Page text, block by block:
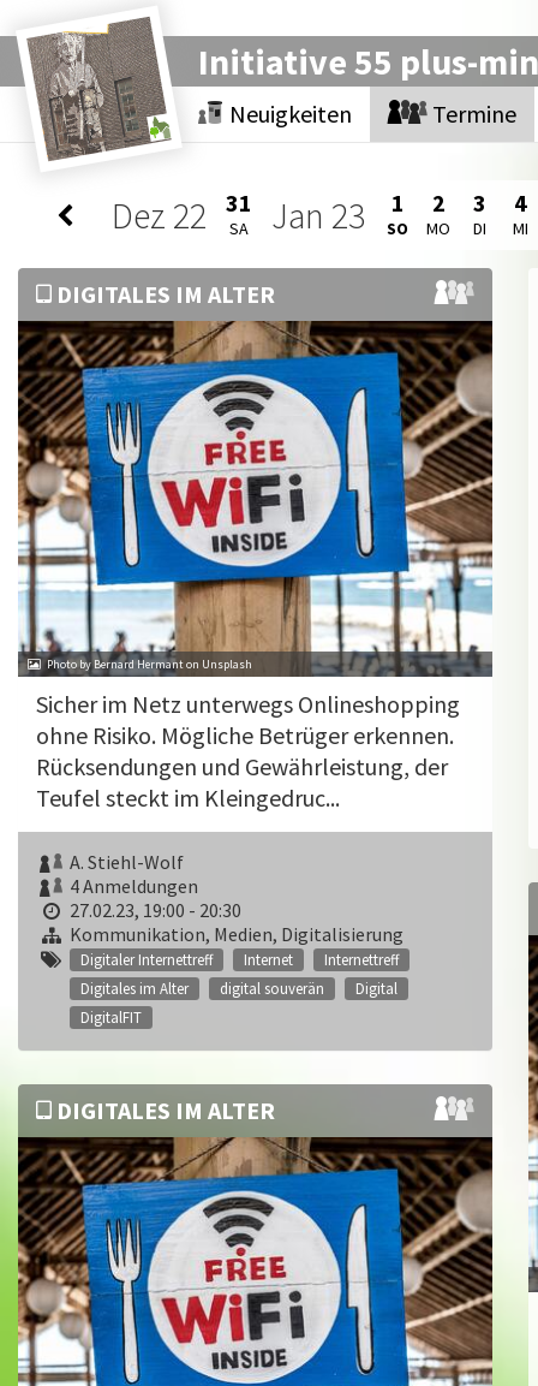
Initiative 55 plus-
Neuigkeiten Termine
Dez 22 31
SA Jan 23 1
SO
2
MO
3
DI
4
MI
DIGITALES IM ALTER
Photo by Bernard Hermant on Unsplash
Sicher im Netz unterwegs Onlineshopping
ohne Risiko. Mögliche Betrüger erkennen.
Rücksendungen und Gewährleistung, der
Teufel steckt im Kleingedruc...
A. Stiehl-Wolf
4 Anmeldungen
27.02.23, 19:00 - 20:30
Kommunikation, Medien, Digitalisierung
Digitaler Internettreff Internet
Internettreff
Digitales im Alter
digital souverän
Digital
DigitalFIT
DIGITALES IM ALTER